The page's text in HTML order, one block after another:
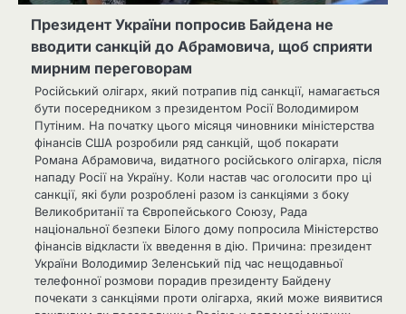
Президент України попросив Байдена не
вводити санкцій до Абрамовича, щоб сприяти
мирним переговорам
Російський олігарх, який потрапив під санкції, намагається
бути посередником з президентом Росії Володимиром
Путіним. На початку цього місяця чиновники міністерства
фінансів США розробили ряд санкцій, щоб покарати
Романа Абрамовича, видатного російського олігарха, після
нападу Росії на Україну. Коли настав час оголосити про ці
санкції, які були розроблені разом із санкціями з боку
Великобританії та Європейського Союзу, Рада
національної безпеки Білого дому попросила Міністерство
фінансів відкласти їх введення в дію. Причина: президент
України Володимир Зеленський під час нещодавньої
телефонної розмови порадив президенту Байдену
почекати з санкціями проти олігарха, який може виявитися